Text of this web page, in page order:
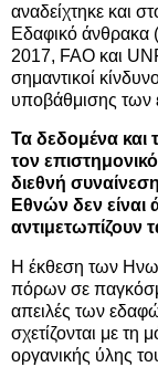
αναδείχτηκε και
Εδαφικό άνθρακα
2017, FAO και
σημαντικοί
υποβάθμισης των
Τα δεδομένα και
τον
διεθνή
Εθνών δεν
αντιμετωπίζουν
Η έκθεση των
πόρων σε
απειλές των
σχετίζονται με
οργανικής ύλης